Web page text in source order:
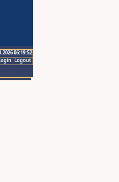
06:19:52
Logout